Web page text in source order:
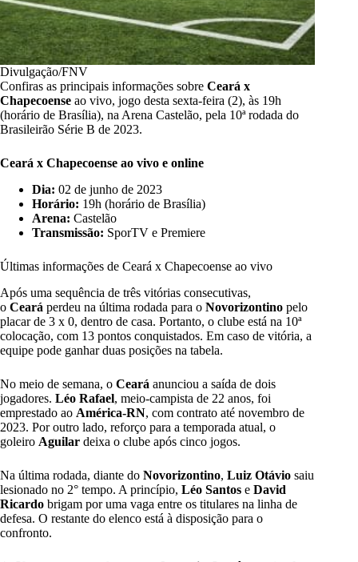
Divulgação/FNV
Confiras as principais informações sobre Ceará x
Chapecoense ao vivo, jogo desta sexta-feira (2), às 19h
(horário de Brasília), na Arena Castelão, pela 10ª rodada do
Brasileirão Série B de 2023.
Ceará x Chapecoense ao vivo e online
Dia: 02 de junho de 2023
Horário: 19h (horário de Brasília)
Arena: Castelão
Transmissão: SporTV e Premiere
Últimas informações de Ceará x Chapecoense ao vivo
Após uma sequência de três vitórias consecutivas,
o Ceará perdeu na última rodada para o Novorizontino pelo
placar de 3 x 0, dentro de casa. Portanto, o clube está na 10ª
colocação, com 13 pontos conquistados. Em caso de vitória, a
equipe pode ganhar duas posições na tabela.
No meio de semana, o Ceará anunciou a saída de dois
jogadores. Léo Rafael, meio-campista de 22 anos, foi
emprestado ao América-RN, com contrato até novembro de
2023. Por outro lado, reforço para a temporada atual, o
goleiro Aguilar deixa o clube após cinco jogos.
Na última rodada, diante do Novorizontino, Luiz Otávio saiu
lesionado no 2° tempo. A princípio, Léo Santos e David
Ricardo brigam por uma vaga entre os titulares na linha de
defesa. O restante do elenco está à disposição para o
confronto.